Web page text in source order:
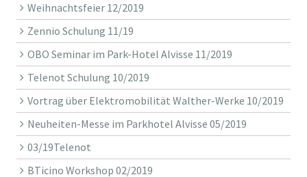
Weihnachtsfeier 12/2019
Zennio Schulung 11/19
OBO Seminar im Park-Hotel Alvisse 11/2019
Telenot Schulung 10/2019
Vortrag über Elektromobilität Walther-Werke 10/2019
Neuheiten-Messe im Parkhotel Alvisse 05/2019
03/19Telenot
BTicino Workshop 02/2019